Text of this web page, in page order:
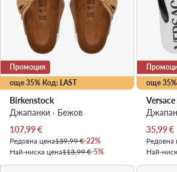
още 35% Код: LAST
Промоция
Birkenstock
Джапанки · Бежов
Актуална цена
107,99€
Редовна цена139,99 €-22%
Най-ниска цена113,99 €-5%
още
35,99€
Редовна
Най-